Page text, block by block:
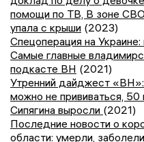
помощи по ТВ, В зоне
упала с крыши (2023)
Спецоперация на
Самые главные
подкасте ВН (2021)
Утренний дайджест
можно не прививаться, 50
Сипягина выросли (2021)
Последние новости о
области: умерли,